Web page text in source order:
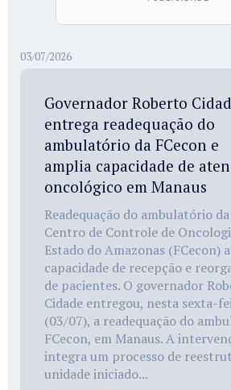
03/07/2026
Governador Roberto
entrega readequação do
ambulatório da FCecon e
amplia capacidade de
oncológico em Manaus
Readequação do ambulatório
Centro de Controle de
Estado do Amazonas (FCecon)
capacidade de recepção e
de pacientes. O governador
Cidade entregou, nesta sexta-
(03/07), a readequação do
FCecon, em Manaus. A
integra um processo de
unidade iniciado...